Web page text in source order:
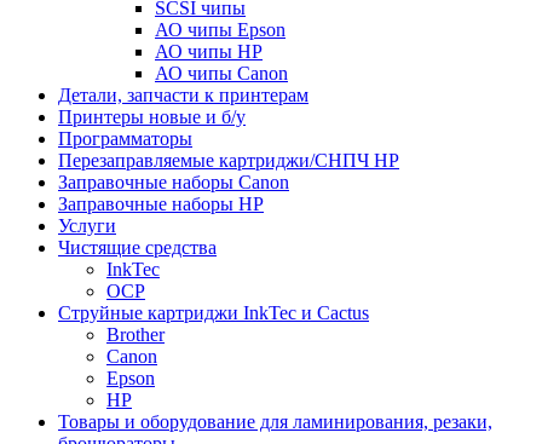
SCSI чипы
АО чипы Epson
АО чипы HP
АО чипы Canon
Детали, запчасти к принтерам
Принтеры новые и б/у
Программаторы
Перезаправляемые картриджи/СНПЧ HP
Заправочные наборы Canon
Заправочные наборы HP
Услуги
Чистящие средства
InkTec
OCP
Струйные картриджи InkTec и Cactus
Brother
Canon
Epson
HP
Товары и оборудование для ламинирования, резаки,